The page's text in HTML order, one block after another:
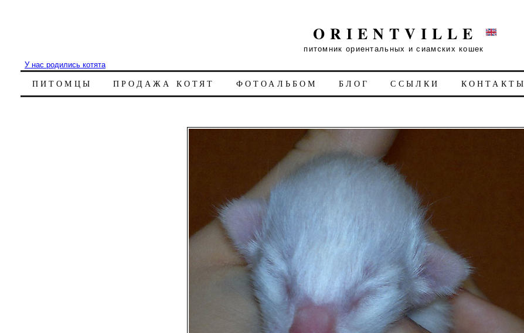
ORIENTVILLE
питомник ориентальных и сиамских кошек
У нас родились котята
ПИТОМЦЫ ПРОДАЖА КОТЯТ ФОТОАЛЬБОМ БЛОГ ССЫЛКИ КОНТАКТЫ